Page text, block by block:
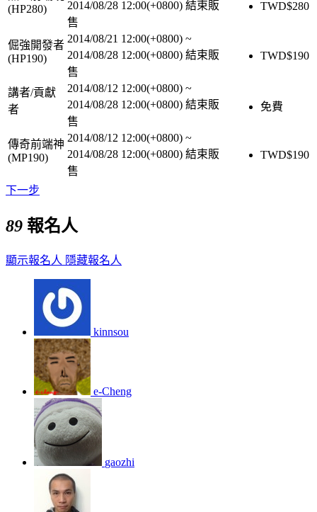
(HP280)
2014/08/28 12:00(+0800) 結束販
售
TWD$280
倔強開發者
(HP190)
2014/08/21 12:00(+0800) ~
2014/08/28 12:00(+0800) 結束販
售
TWD$190
講者/貢獻
者
2014/08/12 12:00(+0800) ~
2014/08/28 12:00(+0800) 結束販
售
免費
傳奇前端神
(MP190)
2014/08/12 12:00(+0800) ~
2014/08/28 12:00(+0800) 結束販
售
TWD$190
下一步
89 報名人
顯示報名人 隱藏報名人
kinnsou
e-Cheng
gaozhi